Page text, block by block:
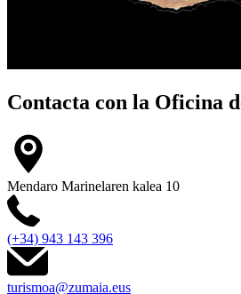
Contacta con la Oficina
Mendaro Marinelaren kalea 10
(+34) 943 143 396
turismoa@zumaia.eus